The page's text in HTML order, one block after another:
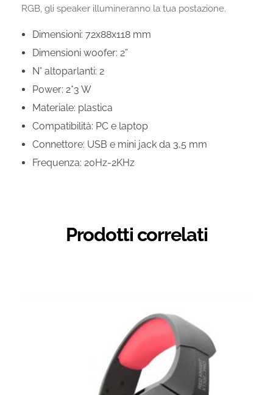
RGB, gli speaker illumineranno la tua postazione.
Dimensioni: 72x88x118 mm
Dimensioni woofer: 2”
N° altoparlanti: 2
Power: 2*3 W
Materiale: plastica
Compatibilità: PC e laptop
Connettore: USB e mini jack da 3,5 mm
Frequenza: 20Hz-2KHz
Prodotti correlati